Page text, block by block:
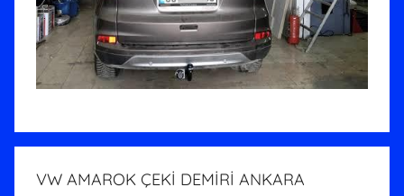
VW AMAROK ÇEKİ DEMİRİ ANKARA